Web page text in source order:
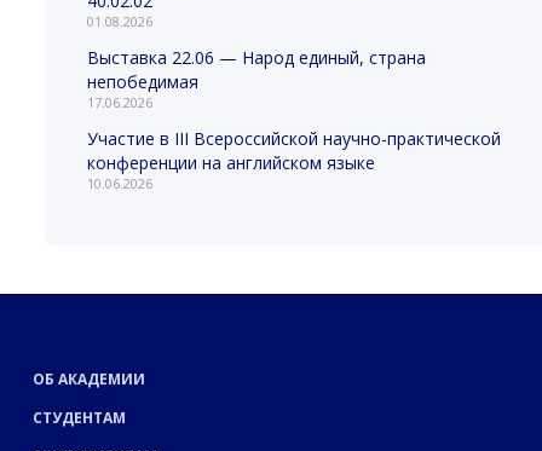
01.08.2026
Выставка 22.06 — Народ единый, страна
непобедимая
17.06.2026
Участие в III Всероссийской научно-практической
конференции на английском языке
10.06.2026
ОБ АКАДЕМИИ
СТУДЕНТАМ